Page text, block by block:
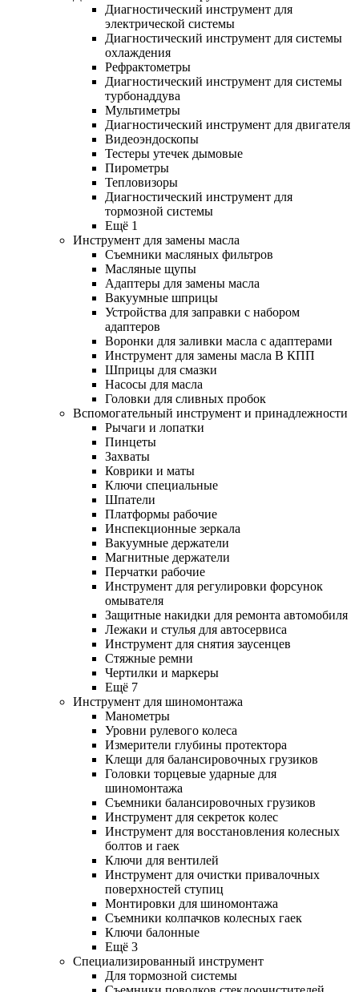
Диагностический инструмент для
электрической системы
Диагностический инструмент для системы
охлаждения
Рефрактометры
Диагностический инструмент для системы
турбонаддува
Мультиметры
Диагностический инструмент для двигателя
Видеоэндоскопы
Тестеры утечек дымовые
Пирометры
Тепловизоры
Диагностический инструмент для
тормозной системы
Ещё 1
Инструмент для замены масла
Съемники масляных фильтров
Масляные щупы
Адаптеры для замены масла
Вакуумные шприцы
Устройства для заправки с набором
адаптеров
Воронки для заливки масла с адаптерами
Инструмент для замены масла В КПП
Шприцы для смазки
Насосы для масла
Головки для сливных пробок
Вспомогательный инструмент и принадлежности
Рычаги и лопатки
Пинцеты
Захваты
Коврики и маты
Ключи специальные
Шпатели
Платформы рабочие
Инспекционные зеркала
Вакуумные держатели
Магнитные держатели
Перчатки рабочие
Инструмент для регулировки форсунок
омывателя
Защитные накидки для ремонта автомобиля
Лежаки и стулья для автосервиса
Инструмент для снятия заусенцев
Стяжные ремни
Чертилки и маркеры
Ещё 7
Инструмент для шиномонтажа
Манометры
Уровни рулевого колеса
Измерители глубины протектора
Клещи для балансировочных грузиков
Головки торцевые ударные для
шиномонтажа
Съемники балансировочных грузиков
Инструмент для секреток колес
Инструмент для восстановления колесных
болтов и гаек
Ключи для вентилей
Инструмент для очистки привалочных
поверхностей ступиц
Монтировки для шиномонтажа
Съемники колпачков колесных гаек
Ключи балонные
Ещё 3
Специализированный инструмент
Для тормозной системы